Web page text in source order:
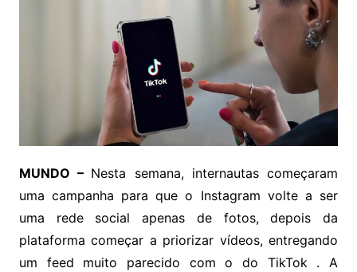
MUNDO – Nesta semana, internautas começaram
uma campanha para que o Instagram volte a ser
uma rede social apenas de fotos, depois da
plataforma começar a priorizar vídeos, entregando
um feed muito parecido com o do TikTok . A